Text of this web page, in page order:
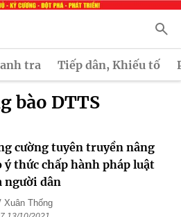
tra Tiếp dân, Khiếu tố
bào DTTS
cường tuyên truyền nâng
ý thức chấp hành pháp luật
người dân
Xuân Thống